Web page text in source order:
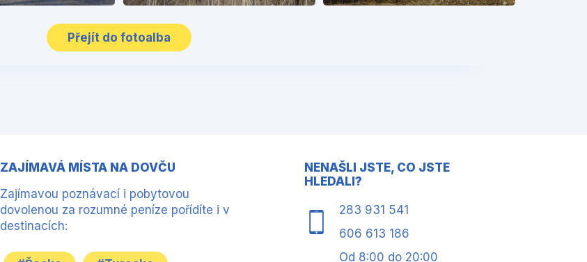
Přejít do fotoalba
ZAJÍMAVÁ MÍSTA NA DOVČU
Zajímavou poznávací i pobytovou
dovolenou za rozumné peníze pořídíte i v
destinacích:
NENAŠLI JSTE, CO JSTE
HLEDALI?
283 931 541
606 613 186
Od 8:00 do 20:00